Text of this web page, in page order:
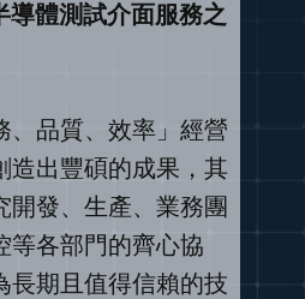
導體測試介面服務之
、品質、效率」經營
造出豐碩的成果，其
開發、生產、業務團
等各部門的齊心協
長期且值得信賴的技